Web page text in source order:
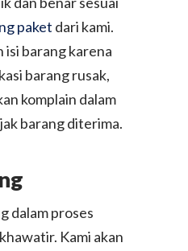
paket dari kami.
isi barang karena
barang rusak,
komplain dalam
barang diterima.
dalam proses
Kami akan